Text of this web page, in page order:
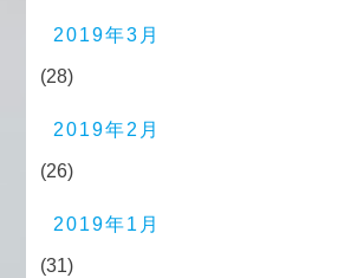
2019年3月
(28)
2019年2月
(26)
2019年1月
(31)